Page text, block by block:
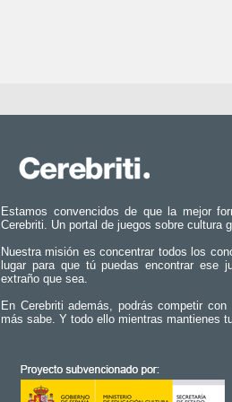
Estamos convencidos de que la mejor
Cerebriti. Un portal de juegos sobre cultura
Nuestra misión es concentrar todos los
lugar para que tú puedas encontrar ese
extraño que sea.
En Cerebriti además, podrás competir
más sabe. Y todo ello mientras mantienes